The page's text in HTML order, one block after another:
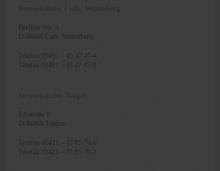
Steuerkanzlei Luth. Wittenberg
Berliner Str. 4
D-06886 Luth. Wittenberg
Telefon 03491 – 45 47 47-4
Telefax 03491 – 45 47 47-8
Steuerkanzlei Torgau
Elbstraße 8
D-04860 Torgau
Telefon 03421 – 77 85 70-0
Telefax 03421 – 77 85 70-2